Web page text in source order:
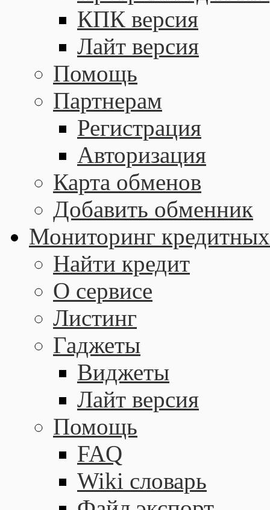
КПК версия
Лайт версия
Помощь
Партнерам
Регистрация
Авторизация
Карта обменов
Добавить обменник
Мониторинг кредитных
Найти кредит
О сервисе
Листинг
Гаджеты
Виджеты
Лайт версия
Помощь
FAQ
Wiki словарь